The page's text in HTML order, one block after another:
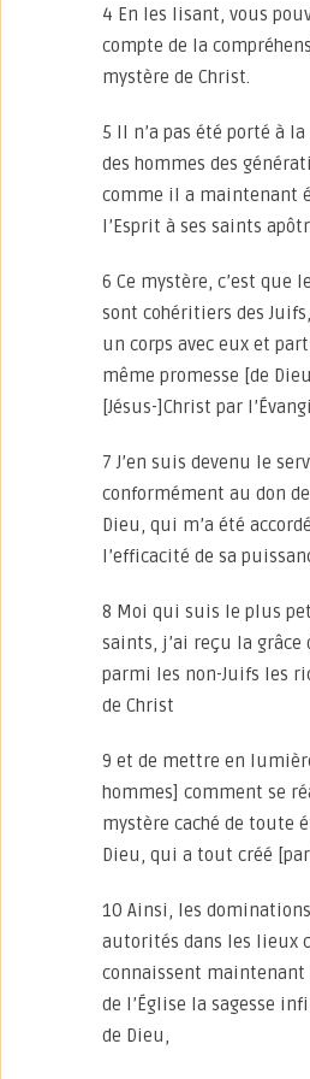
4 En les lisant, vous
compte de la
mystère de Christ.
5 Il n’a pas été porté à
des hommes des
comme il a maintenant
l’Esprit à ses saints
6 Ce mystère, c’est que
sont cohéritiers des
un corps avec eux et
même promesse [de
[Jésus-]Christ par
7 J’en suis devenu le
conformément au don
Dieu, qui m’a été
l’efficacité de sa
8 Moi qui suis le plus
saints, j’ai reçu la grâce
parmi les non-Juifs les
de Christ
9 et de mettre en
hommes] comment se
mystère caché de toute
Dieu, qui a tout créé [par
10 Ainsi, les
autorités dans les lieux
connaissent maintenant
de l’Église la sagesse
de Dieu,